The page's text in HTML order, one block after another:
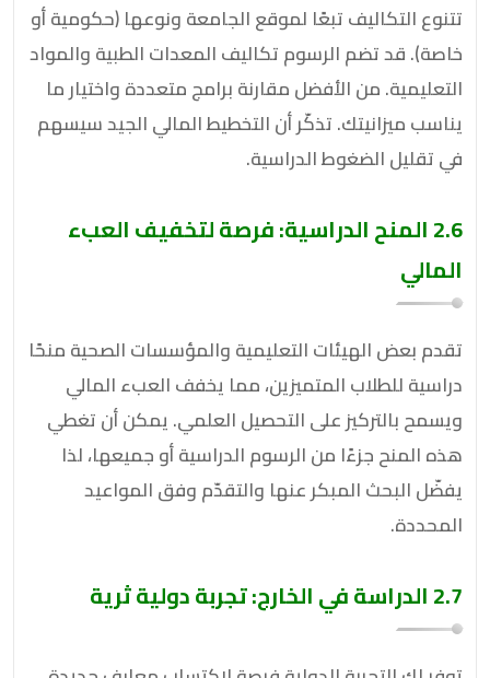
تتنوع التكاليف تبعًا لموقع الجامعة ونوعها (حكومية أو
خاصة). قد تضم الرسوم تكاليف المعدات الطبية والمواد
التعليمية. من الأفضل مقارنة برامج متعددة واختيار ما
يناسب ميزانيتك. تذكّر أن التخطيط المالي الجيد سيسهم
في تقليل الضغوط الدراسية.
2.6 المنح الدراسية: فرصة لتخفيف العبء
المالي
تقدم بعض الهيئات التعليمية والمؤسسات الصحية منحًا
دراسية للطلاب المتميزين، مما يخفف العبء المالي
ويسمح بالتركيز على التحصيل العلمي. يمكن أن تغطي
هذه المنح جزءًا من الرسوم الدراسية أو جميعها، لذا
يفضّل البحث المبكر عنها والتقدّم وفق المواعيد
المحددة.
2.7 الدراسة في الخارج: تجربة دولية ثرية